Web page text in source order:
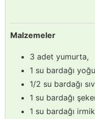
Malzemeler
3 adet yumurta,
1 su bardağı
1/2 su bardağı
1 su bardağı
1 su bardağı